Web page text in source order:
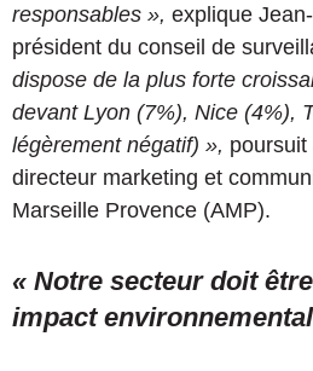
responsables », explique
président du conseil de
dispose de la plus forte
devant Lyon (7%), Nice (4%),
légèrement négatif) », poursuit
directeur marketing et
Marseille Provence (AMP).
« Notre secteur doit
impact